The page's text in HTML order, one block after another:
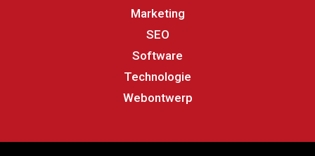
Marketing
SEO
Software
Technologie
Webontwerp